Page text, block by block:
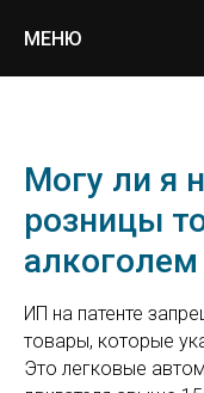
МЕНЮ
Могу ли я
розницы
ИП на патенте
товары, которые
Это легковые